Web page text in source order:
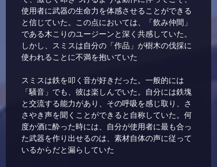
使用者に武器の生命力を体感させることができる
と信じていた。この点においては、「飲み仲間」
である木こりのユージーンと深く共感していた。
しかし、スミスは自分の「作品」が樹木の伐採に
使われることに不満を抱いていた
スミスは鉄を叩く音が好きだった。一般的には
「騒音」でも、彼は楽しんでいた。自分には鉄塊
と交流する能力があり、その呼吸を感じ取り、さ
さやき声を聞くことができると自称していた。何
度か酒に酔った時には、自分が使用者に最も合っ
た武器を作り出せるのは、素材自体の声に従って
いるからだと漏らしていた